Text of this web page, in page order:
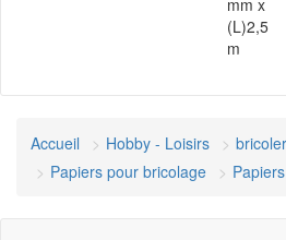
mm x
(L)2,5
m
Accueil Hobby - Loisirs
bricoler
Papiers pour bricolage